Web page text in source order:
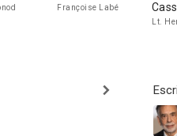
Françoise Labé
Lt.